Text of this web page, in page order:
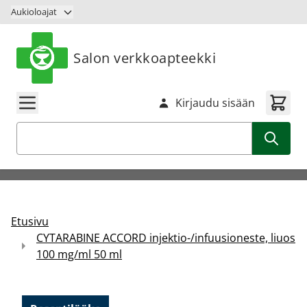
Siirry sisältöön
Aukioloajat
Salon verkkoapteekki
Kirjaudu sisään
Etusivu
CYTARABINE ACCORD injektio-/infuusioneste, liuos
100 mg/ml 50 ml